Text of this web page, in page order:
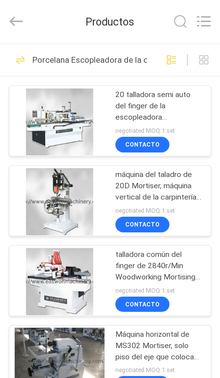
HOGAR
PRODUCTOS
SOBRE
NOSOTROS
VIAJE
FÁBRICA
CONTROL
CALIDAD
ÉNTRENOS
EN
CONTACTO
CON
Ruixiang
Export
Reserved.
Máquina de la sierra
de la banda de la
carpintería
48
Máquina de
Thicknesser de la
carpintería
29
Precintadora de
borde de la
carpintería
Productos
Porcelana Escopleadora de la carpintería
20 talladora semi auto
del finger de la
escopleadora
MXB3515A de la
carpintería del grado
negotiated MOQ:1 set
CONTACTO
máquina del taladro de
20D Mortiser, máquina
vertical de la carpintería
del eje de MS362B sola
negotiated MOQ:1 set
CONTACTO
talladora común del
finger de 2840r/Min
Woodworking Mortising
Machine MX3510A
MX3516
negotiated MOQ:1 set
CONTACTO
Máquina horizontal de
MS302 Mortiser, solo
piso del eje que coloca
Mortiser
negotiated MOQ:1 set